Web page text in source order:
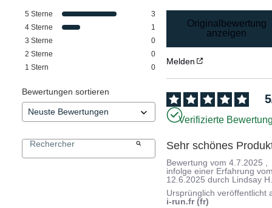
5 Sterne
3
4 Sterne
1
3 Sterne
0
2 Sterne
0
1 Stern 0
Bewertungen sortieren
Originalbewertung
anzeigen
Melden
5
Verifizierte
Sehr schönes
Bewertung vom4.7.2025
infolge einer Erfahrung
12.6.2025 durch Lindsay
Ursprünglich veröffentlicht
i-run.fr (fr)